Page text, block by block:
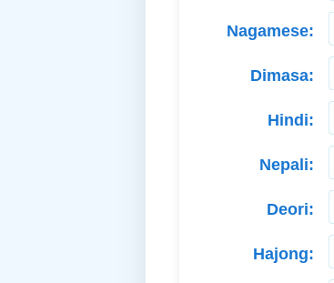
Nagamese:
Dimasa:
Hindi:
Nepali:
Deori:
Hajong: